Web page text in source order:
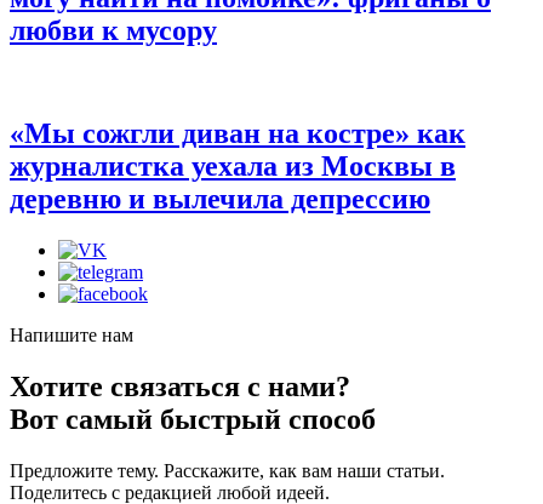
любви к мусору
«Мы сожгли диван на костре» как
журналистка уехала из Москвы в
деревню и вылечила депрессию
Напишите нам
Хотите связаться с нами?
Вот самый быстрый способ
Предложите тему. Расскажите, как вам наши статьи.
Поделитесь с редакцией любой идеей.